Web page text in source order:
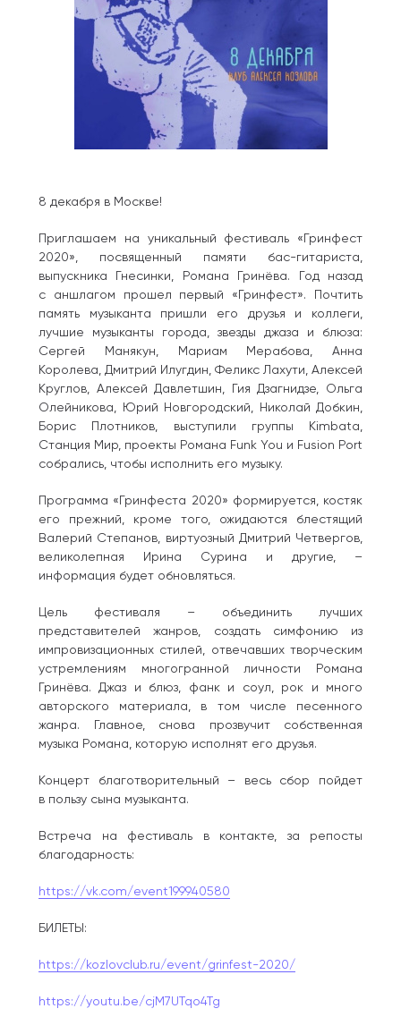
8 декабря в Москве!
Приглашаем на уникальный фестиваль «Гринфест
2020», посвященный памяти бас-гитариста,
выпускника Гнесинки, Романа Гринёва. Год назад
с аншлагом прошел первый «Гринфест». Почтить
память музыканта пришли его друзья и коллеги,
лучшие музыканты города, звезды джаза и блюза:
Сергей Манякун, Мариам Мерабова, Анна
Королева, Дмитрий Илугдин, Феликс Лахути, Алексей
Круглов, Алексей Давлетшин, Гия Дзагнидзе, Ольга
Олейникова, Юрий Новгородский, Николай Добкин,
Борис Плотников, выступили группы Kimbata,
Станция Мир, проекты Романа Funk You и Fusion Port
собрались, чтобы исполнить его музыку.
Программа «Гринфеста 2020» формируется, костяк
его прежний, кроме того, ожидаются блестящий
Валерий Степанов, виртуозный Дмитрий Четвергов,
великолепная Ирина Сурина и другие, –
информация будет обновляться.
Цель фестиваля – объединить лучших
представителей жанров, создать симфонию из
импровизационных стилей, отвечавших творческим
устремлениям многогранной личности Романа
Гринёва. Джаз и блюз, фанк и соул, рок и много
авторского материала, в том числе песенного
жанра. Главное, снова прозвучит собственная
музыка Романа, которую исполнят его друзья.
Концерт благотворительный – весь сбор пойдет
в пользу сына музыканта.
Встреча на фестиваль в контакте, за репосты
благодарность:
https://vk.com/event199940580
БИЛЕТЫ:
https://kozlovclub.ru/event/grinfest-2020/
https://youtu.be/cjM7UTqo4Tg